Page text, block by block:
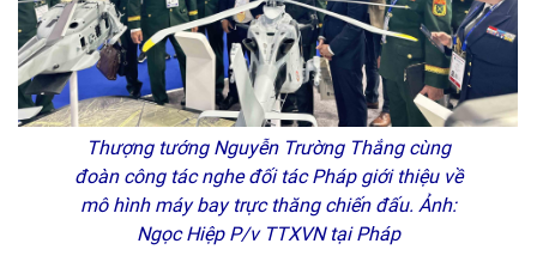
Thượng tướng Nguyễn Trường Thắng cùng
đoàn công tác nghe đối tác Pháp giới thiệu về
mô hình máy bay trực thăng chiến đấu. Ảnh:
Ngọc Hiệp P/v TTXVN tại Pháp